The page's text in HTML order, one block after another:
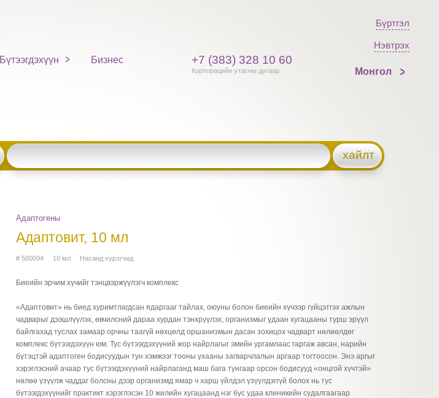
Бүтээгдэхүүн Бизнес +7 (383) 328 10 60
Корпорацийн утасны дугаар
Бүртгэл
Нэвтрэх
Монгол
хайлт
Адаптогены
Адаптовит, 10 мл
# 500094 10 мл Насанд хүрэгчид
Биеийн эрчим хүчийг тэнцвэржүүлэгч комплекс
«Адаптовит» нь биед хуримтлагдсан ядаргааг тайлах, оюуны болон биеийн хүчээр гүйцэтгэх ажлын
чадварыг дээшлүүлэх, өвчилсний дараа хурдан тэнхрүүлэх, организмыг удаан хугацааны турш эрүүл
байлгахад туслах замаар орчны таагүй нөхцөлд оршанизмын дасан зохицох чадварт нөлөөлдөг
комплекс бүтээгдэхүүн юм. Тус бүтээгдэхүүний жор найрлагыг эмийн ургамлаас гаргаж авсан, нарийн
бүтэцтэй адаптоген бодисуудын тун хэмжээг тооны ухааны загварчлалын аргаар тогтоосон. Энэ аргыг
хэрэглэсний ачаар тус бүтээгдэхүүний найрлаганд маш бага тунгаар орсон бодисууд «онцгой хүчтэй»
нөлөө үзүүлж чаддаг болсны дээр организмд ямар ч харш үйлдэл үзүүлдэггүй болох нь тус
бүтээгдэхүүнийг практикт хэрэглэсэн 10 жилийн хугацаанд нэг бус удаа клиникийн судалгаагаар